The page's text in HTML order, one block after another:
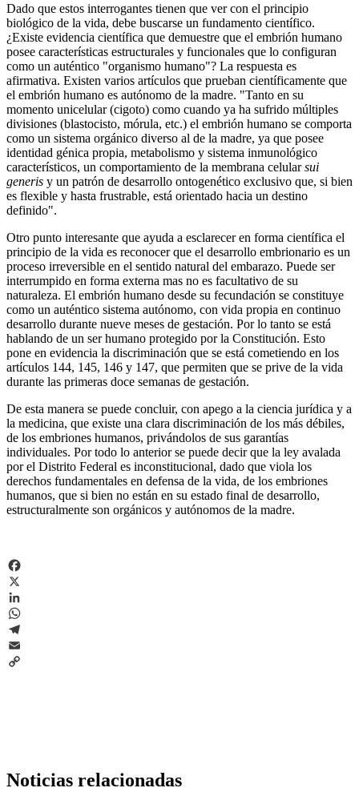
Dado que estos interrogantes tienen que ver con el principio
biológico de la vida, debe buscarse un fundamento científico.
¿Existe evidencia científica que demuestre que el embrión humano
posee características estructurales y funcionales que lo configuran
como un auténtico "organismo humano"? La respuesta es
afirmativa. Existen varios artículos que prueban científicamente que
el embrión humano es autónomo de la madre. "Tanto en su
momento unicelular (cigoto) como cuando ya ha sufrido múltiples
divisiones (blastocisto, mórula, etc.) el embrión humano se comporta
como un sistema orgánico diverso al de la madre, ya que posee
identidad génica propia, metabolismo y sistema inmunológico
característicos, un comportamiento de la membrana celularsui
generis y un patrón de desarrollo ontogenético exclusivo que, si bien
es flexible y hasta frustrable, está orientado hacia un destino
definido".
Otro punto interesante que ayuda a esclarecer en forma científica el
principio de la vida es reconocer que el desarrollo embrionario es un
proceso irreversible en el sentido natural del embarazo. Puede ser
interrumpido en forma externa mas no es facultativo de su
naturaleza. El embrión humano desde su fecundación se constituye
como un auténtico sistema autónomo, con vida propia en continuo
desarrollo durante nueve meses de gestación. Por lo tanto se está
hablando de un ser humano protegido por la Constitución. Esto
pone en evidencia la discriminación que se está cometiendo en los
artículos 144, 145, 146 y 147, que permiten que se prive de la vida
durante las primeras doce semanas de gestación.
De esta manera se puede concluir, con apego a la ciencia jurídica y a
la medicina, que existe una clara discriminación de los más débiles,
de los embriones humanos, privándolos de sus garantías
individuales. Por todo lo anterior se puede decir que la ley avalada
por el Distrito Federal es inconstitucional, dado que viola los
derechos fundamentales en defensa de la vida, de los embriones
humanos, que si bien no están en su estado final de desarrollo,
estructuralmente son orgánicos y autónomos de la madre.
Facebook
X
LinkedIn
WhatsApp
Telegram
Email
Noticias relacionadas